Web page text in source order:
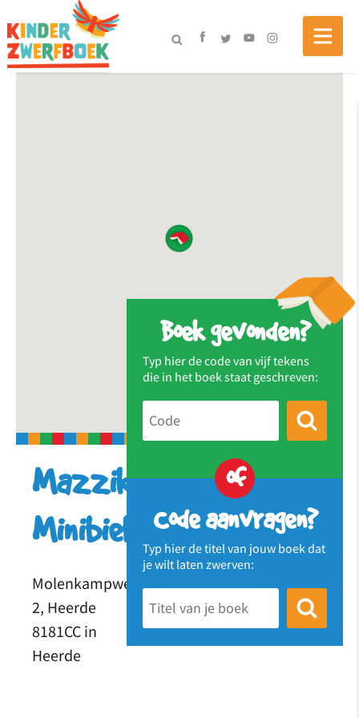
Boek gevonden?
Typ hier de code van vijf tekens
die in het boek staat geschreven:
of
Code aanvragen?
Typ hier de titel van jouw boek dat
je wilt laten zwerven:
Mazzikuri
Minibieb
Molenkampweg
2, Heerde
8181CC in
Heerde